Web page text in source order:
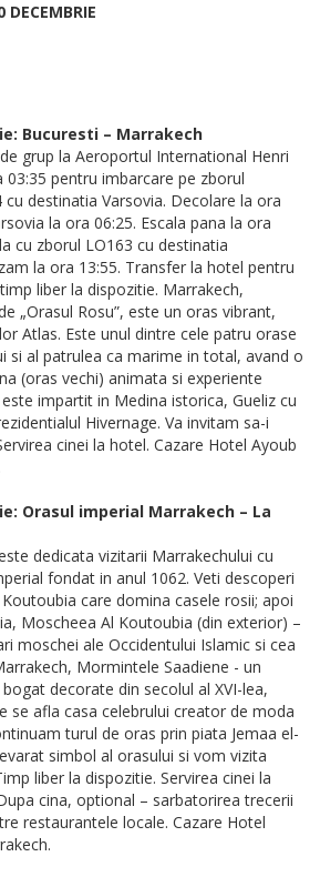
DECEMBRIE
Bucuresti – Marrakech
grup la Aeroportul International Henri
pentru imbarcare pe zborul
destinatia Varsovia. Decolare la ora
la ora 06:25. Escala pana la ora
cu zborul LO163 cu destinatia
la ora 13:55. Transfer la hotel pentru
liber la dispozitie. Marrakech,
„Orasul Rosu”, este un oras vibrant,
Atlas. Este unul dintre cele patru orase
si al patrulea ca marime in total, avand o
(oras vechi) animata si experiente
impartit in Medina istorica, Gueliz cu
Hivernage. Va invitam sa-i
cinei la hotel. Cazare Hotel Ayoub
Orasul imperial Marrakech – La
dedicata vizitarii Marrakechului cu
fondat in anul 1062. Veti descoperi
care domina casele rosii; apoi
Moscheea Al Koutoubia (din exterior) –
moschei ale Occidentului Islamic si cea
Mormintele Saadiene - un
decorate din secolul al XVI-lea,
se afla casa celebrului creator de moda
turul de oras prin piata Jemaa el-
simbol al orasului si vom vizita
liber la dispozitie. Servirea cinei la
cina, optional – sarbatorirea trecerii
restaurantele locale. Cazare Hotel